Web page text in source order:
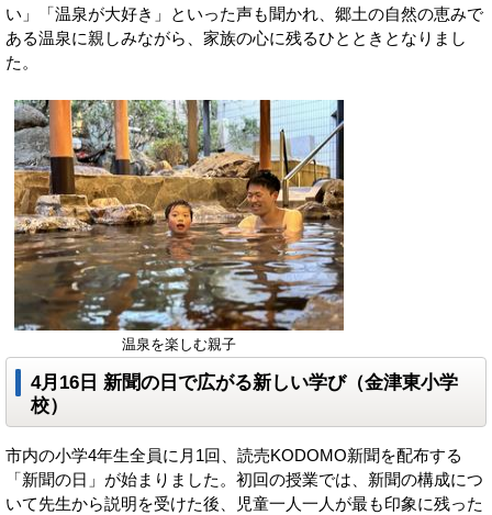
い」「温泉が大好き」といった声も聞かれ、郷土の自然の恵みで
ある温泉に親しみながら、家族の心に残るひとときとなりまし
た。
温泉を楽しむ親子
4月16日 新聞の日で広がる新しい学び（金津東小学
校）
市内の小学4年生全員に月1回、読売KODOMO新聞を配布する
「新聞の日」が始まりました。初回の授業では、新聞の構成につ
いて先生から説明を受けた後、児童一人一人が最も印象に残った